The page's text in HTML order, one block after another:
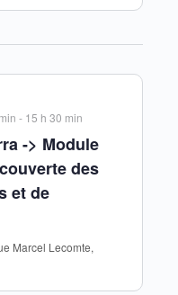
-> Module
des
et de
- 15 h 30 min
Marcel Lecomte,